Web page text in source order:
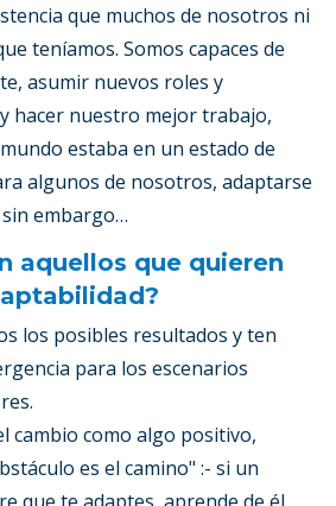
que muchos de nosotros ni
teníamos. Somos capaces de
asumir nuevos roles y
hacer nuestro mejor trabajo,
estaba en un estado de
algunos de nosotros, adaptarse
embargo…
aquellos que quieren
los posibles resultados y ten
para los escenarios
cambio como algo positivo,
es el camino" :- si un
que te adaptes, aprende de él.